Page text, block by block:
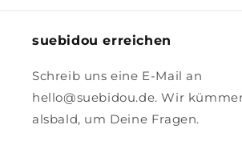
suebidou erreichen
Schreib uns eine E-Mail an
hello@suebidou.de. Wir
alsbald, um Deine Fragen.